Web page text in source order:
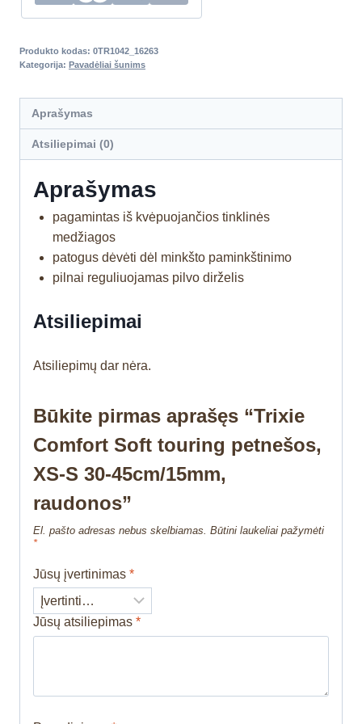
Produkto kodas: 0TR1042_16263
Kategorija: Pavadėliai šunims
Aprašymas
Atsiliepimai (0)
Aprašymas
pagamintas iš kvėpuojančios tinklinės
medžiagos
patogus dėvėti dėl minkšto paminkštinimo
pilnai reguliuojamas pilvo dirželis
Atsiliepimai
Atsiliepimų dar nėra.
Būkite pirmas aprašęs “Trixie
Comfort Soft touring petnešos,
XS-S 30-45cm/15mm,
raudonos”
El. pašto adresas nebus skelbiamas. Būtini laukeliai pažymėti
*
Jūsų įvertinimas *
Jūsų atsiliepimas *